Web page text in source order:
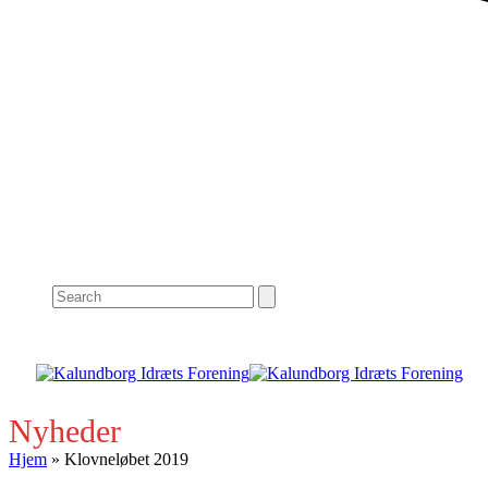
Search
Nyheder
Hjem » Klovneløbet 2019